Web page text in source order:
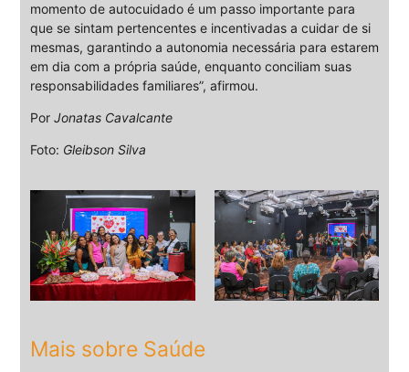
momento de autocuidado é um passo importante para
que se sintam pertencentes e incentivadas a cuidar de si
mesmas, garantindo a autonomia necessária para estarem
em dia com a própria saúde, enquanto conciliam suas
responsabilidades familiares”, afirmou.
Por Jonatas Cavalcante
Foto: Gleibson Silva
Mais sobre Saúde